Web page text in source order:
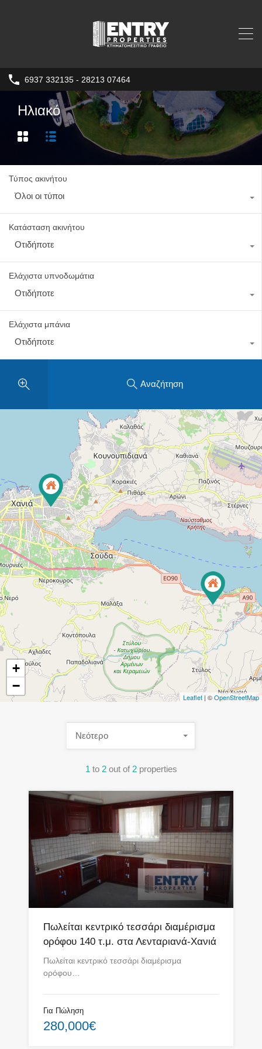
6937 332135 - 28213 07464
Ηλιακό
Τύπος ακινήτου
Όλοι οι τύποι
Κατάσταση ακινήτου
Οτιδήποτε
Ελάχιστα υπνοδωμάτια
Οτιδήποτε
Ελάχιστα μπάνια
Οτιδήποτε
Αναζήτηση
+
−
Leaflet | ©OpenStreetMap
1 to 2 out of 2 properties
Νεότερο
Πωλείται κεντρικό τεσσάρι διαμέρισμα
ορόφου 140 τ.μ. στα Λενταριανά-Χανιά
Πωλείται κεντρικό τεσσάρι διαμέρισμα
ορόφου…
Για Πώληση
280,000€